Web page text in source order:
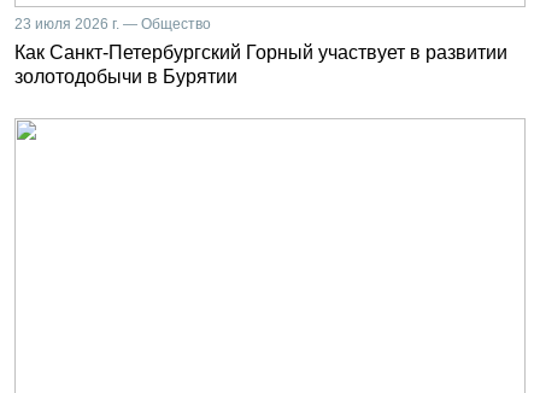
23 июля 2026 г. — Общество
Как Санкт-Петербургский Горный участвует в развитии
золотодобычи в Бурятии